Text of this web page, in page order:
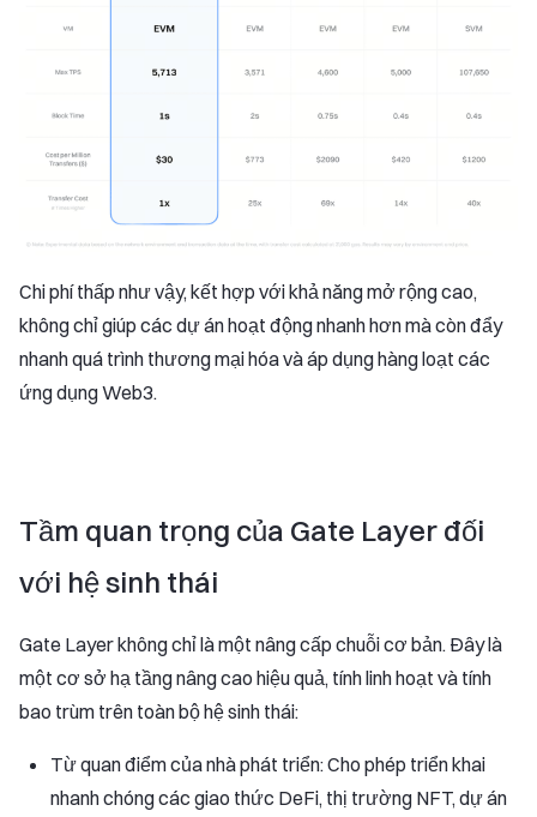
Chi phí thấp như vậy, kết hợp với khả năng mở rộng cao,
không chỉ giúp các dự án hoạt động nhanh hơn mà còn đẩy
nhanh quá trình thương mại hóa và áp dụng hàng loạt các
ứng dụng Web3.
Tầm quan trọng của Gate Layer đối
với hệ sinh thái
Gate Layer không chỉ là một nâng cấp chuỗi cơ bản. Đây là
một cơ sở hạ tầng nâng cao hiệu quả, tính linh hoạt và tính
bao trùm trên toàn bộ hệ sinh thái:
Từ quan điểm của nhà phát triển: Cho phép triển khai
nhanh chóng các giao thức DeFi, thị trường NFT, dự án